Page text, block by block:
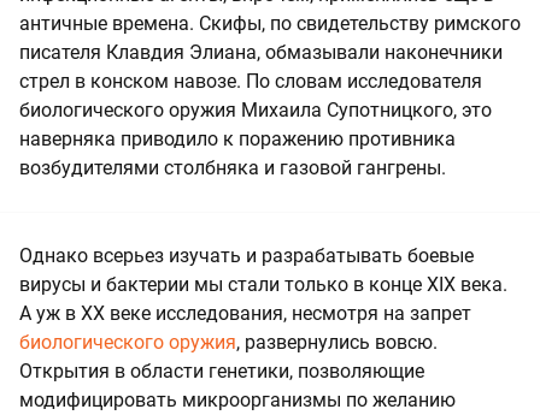
античные времена. Скифы, по свидетельству римского
писателя Клавдия Элиана, обмазывали наконечники
стрел в конском навозе. По словам исследователя
биологического оружия Михаила Супотницкого, это
наверняка приводило к поражению противника
возбудителями столбняка и газовой гангрены.
Однако всерьез изучать и разрабатывать боевые
вирусы и бактерии мы стали только в конце XIX века.
А уж в ХХ веке исследования, несмотря на запрет
биологического оружия, развернулись вовсю.
Открытия в области генетики, позволяющие
модифицировать микроорганизмы по желанию